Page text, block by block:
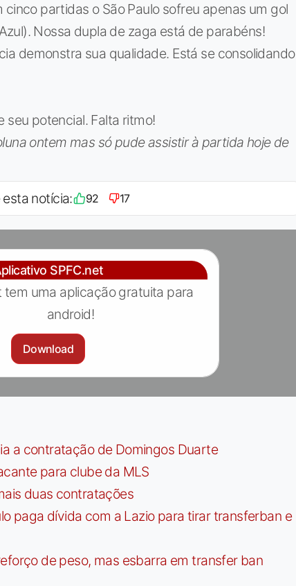
cinco partidas o São Paulo sofreu apenas um gol
Nossa dupla de zaga está de parabéns!
demonstra sua qualidade. Está se consolidando
seu potencial. Falta ritmo!
ontem mas só pude assistir à partida hoje de
esta notícia: 92 17
SPFC.net
tem uma aplicação gratuita para
android!
Download
a contratação de Domingos Duarte
para clube da MLS
duas contratações
paga dívida com a Lazio para tirar transferban e
de peso, mas esbarra em transfer ban